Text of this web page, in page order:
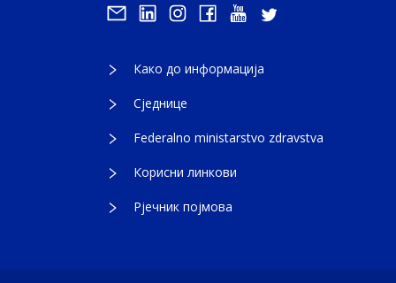
Како до информација
Сједнице
Federalno ministarstvo zdravstva
Корисни линкови
Рјечник појмова